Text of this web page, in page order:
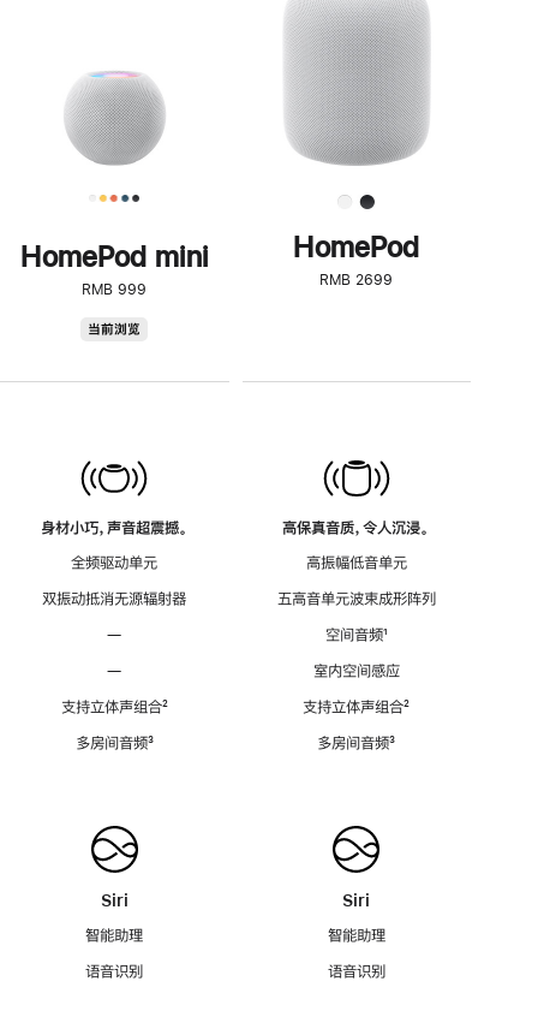
HomePod mini
RMB 999
当前浏览
身材小巧，声音超震撼。
全频驱动单元
双振动抵消无源辐射器
—
—
支持立体声组合脚
²
多房间音频脚
³
Siri
智能助理
语音识别
了
解
HomePod<
HomePod
RMB 2699
高保真音质，令人沉浸。
高振幅低音单元
五高音单元波束成形阵列
空间音频脚
¹
室内空间感应
支持立体声组合脚
²
多房间音频脚
³
Siri
智能助理
语音识别